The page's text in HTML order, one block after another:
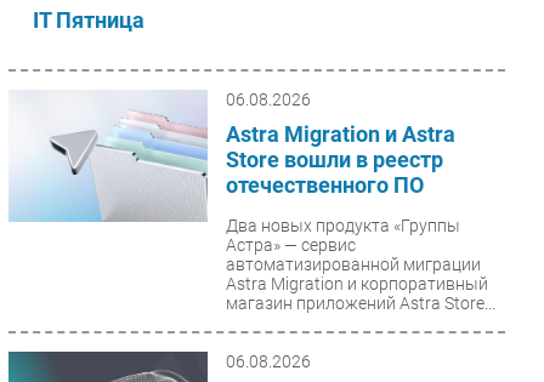
Мобильная связь
Интеграция
Рынок ПК
Маркетинг
Торговые сети
Кадры
Регулирование
IT Пятница
06.08.2026
Astra Migration и Astra
Store вошли в реестр
отечественного ПО
Два новых продукта «Группы
Астра» — сервис
автоматизированной миграции
Astra Migration и корпоративный
магазин приложений Astra Store...
06.08.2026